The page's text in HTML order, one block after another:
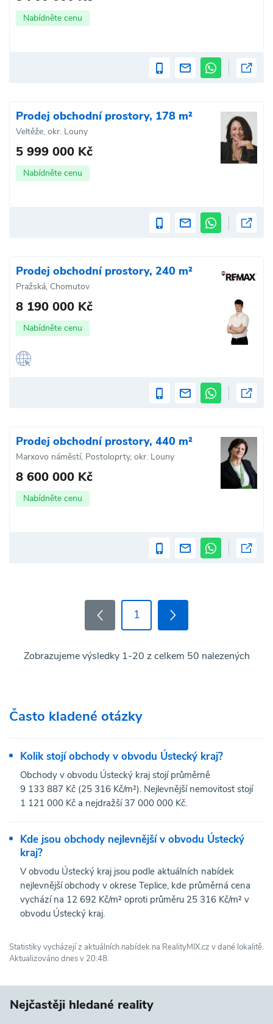
Nabídněte cenu
Prodej obchodní prostory, 178 m²
Veltěže, okr. Louny
5 999 000 Kč
Nabídněte cenu
Prodej obchodní prostory, 240 m²
Pražská, Chomutov
8 190 000 Kč
Nabídněte cenu
Prodej obchodní prostory, 440 m²
Marxovo náměstí, Postoloprty, okr. Louny
8 600 000 Kč
Nabídněte cenu
1
Zobrazujeme výsledky 1-20 z celkem 50 nalezených
Často kladené otázky
Kolik stojí obchody v obvodu Ústecký kraj?
Obchody v obvodu Ústecký kraj stojí průměrně
9 133 887 Kč (25 316 Kč/m²). Nejlevnější nemovitost stojí
1 121 000 Kč a nejdražší 37 000 000 Kč.
Kde jsou obchody nejlevnější v obvodu Ústecký
kraj?
V obvodu Ústecký kraj jsou podle aktuálních nabídek
nejlevnější obchody v okrese Teplice, kde průměrná cena
vychází na 12 692 Kč/m² oproti průměru 25 316 Kč/m² v
obvodu Ústecký kraj.
Statistiky vycházejí z aktuálních nabídek na RealityMIX.cz v dané lokalitě.
Aktualizováno dnes v 20:48.
Nejčastěji hledané reality